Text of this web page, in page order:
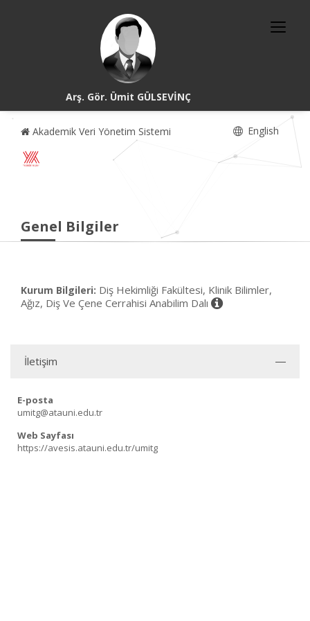
Arş. Gör. Ümit GÜLSEVİNÇ
Akademik Veri Yönetim Sistemi English
Genel Bilgiler
Kurum Bilgileri: Diş Hekimliği Fakültesi, Klinik Bilimler,
Ağız, Diş Ve Çene Cerrahisi Anabilim Dalı
İletişim
E-posta
umitg@atauni.edu.tr
Web Sayfası
https://avesis.atauni.edu.tr/umitg